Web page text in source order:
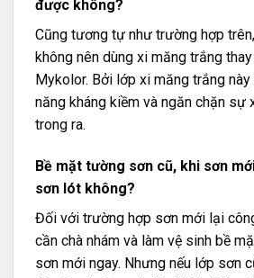
được không?
Cũng tương tự như trường hợp
không nên dùng xi măng trắng
Mykolor. Bởi lớp xi măng trắng
năng kháng kiềm và ngăn chặn sự
trong ra.
Bề mặt tường sơn cũ, khi sơn
sơn lót không?
Đối với trường hợp sơn mới lại
cần chà nhám và làm vệ sinh bề
sơn mới ngay. Nhưng nếu lớp sơn